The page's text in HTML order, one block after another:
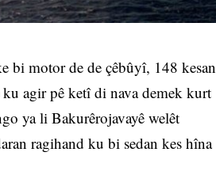
bi motor de de çêbûyî, 148 kesan
agir pê ketî di nava demek kurt
ya li Bakurêrojavayê welêt
ragihand ku bi sedan kes hîna